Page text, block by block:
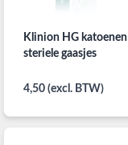
Klinion HG katoenen
steriele gaasjes
4,50 (excl. BTW)